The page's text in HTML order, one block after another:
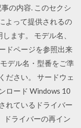
の内容. このセクシ
よって提供されるの
ます。 モデル名、
ドページを参照出来
デル名・型番をご準
ださい。 サードウェ
ロード Windows 10
れているドライバー
ドライバーの再イン